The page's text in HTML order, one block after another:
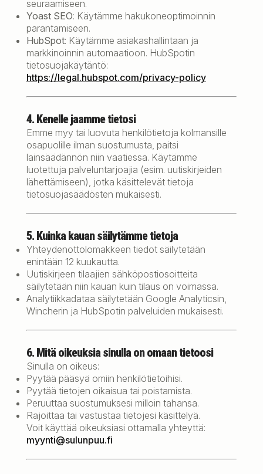
seuraamiseen.
Yoast SEO: Käytämme hakukoneoptimoinnin
parantamiseen.
HubSpot: Käytämme asiakashallintaan ja
markkinoinnin automaatioon. HubSpotin
tietosuojakäytäntö:
https://legal.hubspot.com/privacy-policy
4. Kenelle jaamme tietosi
Emme myy tai luovuta henkilötietoja kolmansille
osapuolille ilman suostumusta, paitsi
lainsäädännön niin vaatiessa. Käytämme
luotettuja palveluntarjoajia (esim. uutiskirjeiden
lähettämiseen), jotka käsittelevät tietoja
tietosuojasäädösten mukaisesti.
5. Kuinka kauan säilytämme tietoja
Yhteydenottolomakkeen tiedot säilytetään
enintään 12 kuukautta.
Uutiskirjeen tilaajien sähköpostiosoitteita
säilytetään niin kauan kuin tilaus on voimassa.
Analytiikkadataa säilytetään Google Analyticsin,
Wincherin ja HubSpotin palveluiden mukaisesti.
6. Mitä oikeuksia sinulla on omaan tietoosi
Sinulla on oikeus:
Pyytää pääsyä omiin henkilötietoihisi.
Pyytää tietojen oikaisua tai poistamista.
Peruuttaa suostumuksesi milloin tahansa.
Rajoittaa tai vastustaa tietojesi käsittelyä.
Voit käyttää oikeuksiasi ottamalla yhteyttä:
myynti@sulunpuu.fi